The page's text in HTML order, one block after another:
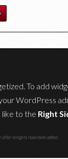
To add
WordPress
like to the Right
widgets have been added.